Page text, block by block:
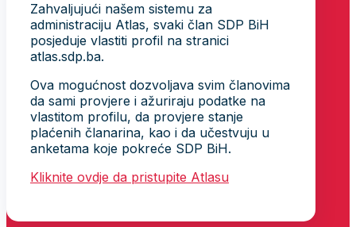
Zahvaljujući našem sistemu za
administraciju Atlas, svaki član SDP BiH
posjeduje vlastiti profil na stranici
atlas.sdp.ba.
Ova mogućnost dozvoljava svim članovima
da sami provjere i ažuriraju podatke na
vlastitom profilu, da provjere stanje
plaćenih članarina, kao i da učestvuju u
anketama koje pokreće SDP BiH.
Kliknite ovdje da pristupite Atlasu